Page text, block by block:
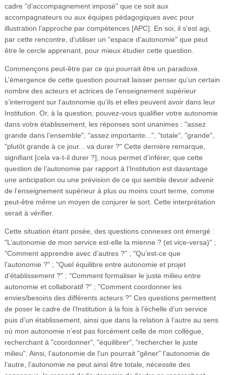
cadre "d’accompagnement imposé" que ce soit aux
accompagnateurs ou aux équipes pédagogiques avec pour
illustration l’approche par compétences [APC]. En soi, il s’est agi,
par cette rencontre, d’utiliser un "espace d’autonomie" que peut
être le cercle apprenant, pour mieux étudier cette question.
Commençons peut-être par ce qui pourrait être un paradoxe.
L’émergence de cette question pourrait laisser penser qu’un certain
nombre des acteurs et actrices de l’enseignement supérieur
s’interrogent sur l’autonomie qu’ils et elles peuvent avoir dans leur
Institution. Or, à la question, pouvez-vous qualifier votre autonomie
dans votre établissement, les réponses sont unanimes : "assez
grande dans l’ensemble", "assez importante...", "totale", "grande",
"plutôt grande à ce jour... va durer ?" Cette dernière remarque,
signifiant [cela va-t-il durer ?], nous permet d’inférer, que cette
question de l’autonomie par rapport à l’Institution est davantage
une anticipation ou une prévision de ce qui semble devoir advenir
de l’enseignement supérieur à plus ou moins court terme, comme
peut-être même un moyen de conjurer le sort. Cette interprétation
serait à vérifier.
Cette situation étant posée, des questions connexes ont émergé :
"L’autonomie de mon service est-elle la mienne ? (et vice-versa)" ;
"Comment apprendre avec d’autres ?" ; "Qu’est-ce que
l’autonomie ?" ; "Quel équilibre entre autonomie et projet
d’établissement ?" ; "Comment formaliser le juste milieu entre
autonomie et collaboratif ?" ; "Comment coordonner les
envies/besoins des différents acteurs ?" Ces questions permettent
de poser le cadre de l’Institution à la fois à l’échelle d’un service
puis d’un établissement, ainsi que dans la relation à l’autre au sens
où mon autonomie n’est pas forcément celle de mon collègue,
recherchant à "coordonner", "équilibrer", "rechercher le juste
milieu". Ainsi, l’autonomie de l’un pourrait "gêner" l’autonomie de
l’autre, l’autonomie ne peut ainsi être totale, nécessite des